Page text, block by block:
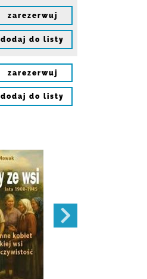
zarezerwuj
dodaj do listy
zarezerwuj
dodaj do listy